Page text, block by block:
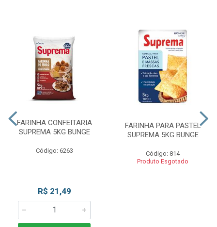
FARINHA CONFEITARIA
SUPREMA 5KG BUNGE
Código: 6263
R$ 21,49
FARINHA PARA PASTEL
SUPREMA 5KG BUNGE
Código: 814
Produto Esgotado